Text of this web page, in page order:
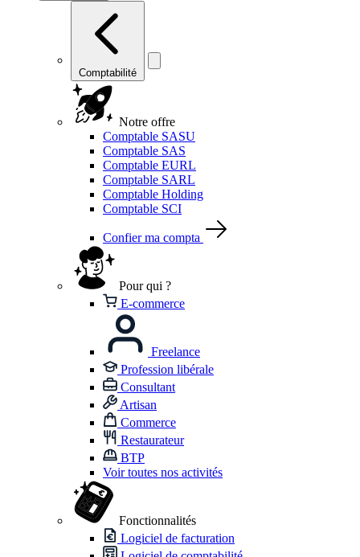
Comptabilité
Notre offre
Comptable SASU
Comptable SAS
Comptable EURL
Comptable SARL
Comptable Holding
Comptable SCI
Confier ma compta
Pour qui ?
E-commerce
Freelance
Profession libérale
Consultant
Artisan
Commerce
Restaurateur
BTP
Voir toutes nos activités
Fonctionnalités
Logiciel de facturation